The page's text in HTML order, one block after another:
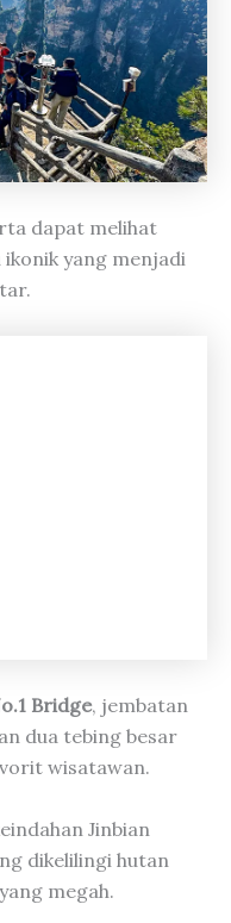
dapat melihat
yang menjadi
Bridge, jembatan
dua tebing besar
wisatawan.
Jinbian
dikelilingi hutan
megah.